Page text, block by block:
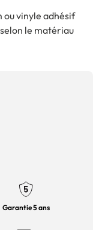
ou vinyle adhésif
le matériau
Garantie 5 ans